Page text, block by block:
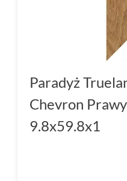
Paradyż
oryginalność i
przetrwa lata.
Paradyż
Chevron
9.8x59.8x1